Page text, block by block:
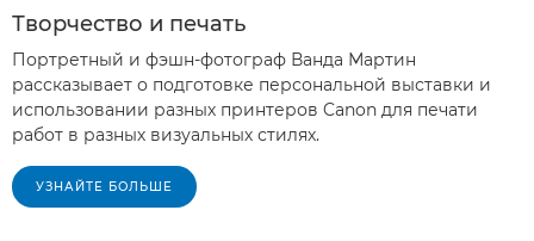
Творчество и печать
Портретный и фэшн-фотограф Ванда Мартин
рассказывает о подготовке персональной выставки и
использовании разных принтеров Canon для печати
работ в разных визуальных стилях.
УЗНАЙТЕ БОЛЬШЕ